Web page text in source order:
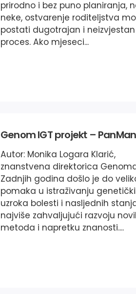
prirodno i bez puno planiranja,
neke, ostvarenje roditeljstva
postati dugotrajan i neizvjestan
proces. Ako mjeseci...
Genom IGT projekt –
Autor: Monika Logara Klarić,
znanstvena direktorica
Zadnjih godina došlo je do
pomaka u istraživanju
uzroka bolesti i nasljednih
najviše zahvaljujući razvoju
metoda i napretku znanosti....